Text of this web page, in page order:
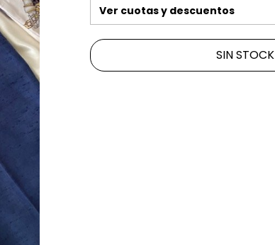
Ver cuotas y descuentos
SIN STOCK